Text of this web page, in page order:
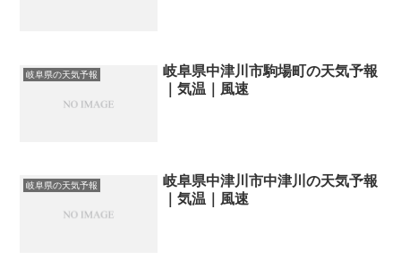
岐阜県の天気予報
岐阜県中津川市駒場町の天気予報
｜気温｜風速
岐阜県の天気予報
岐阜県中津川市中津川の天気予報
｜気温｜風速